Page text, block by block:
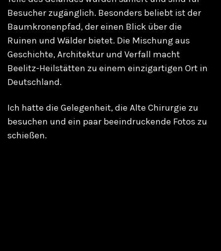
Besucher zugänglich. Besonders beliebt ist der
Baumkronenpfad, der einen Blick über die
Ruinen und Wälder bietet. Die Mischung aus
Geschichte, Architektur und Verfall macht
Beelitz-Heilstätten zu einem einzigartigen Ort in
Deutschland.
Ich hatte die Gelegenheit, die Alte Chirurgie zu
besuchen und ein paar beeindruckende Fotos zu
schießen.